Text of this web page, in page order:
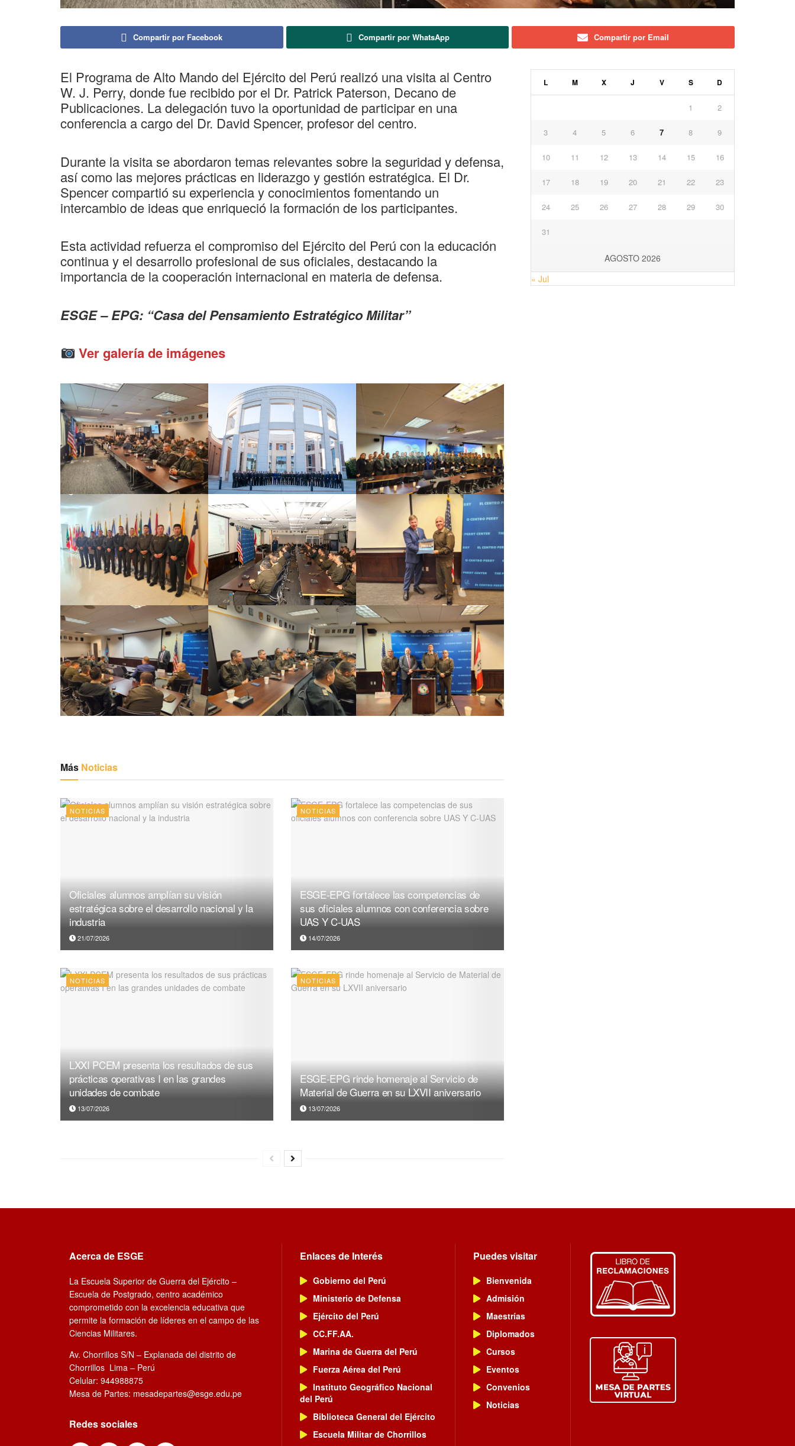
Compartir por Facebook Compartir por WhatsApp Compartir por Email
El Programa de Alto Mando del Ejército del Perú realizó una visita al Centro
W. J. Perry, donde fue recibido por el Dr. Patrick Paterson, Decano de
Publicaciones. La delegación tuvo la oportunidad de participar en una
conferencia a cargo del Dr. David Spencer, profesor del centro.
Durante la visita se abordaron temas relevantes sobre la seguridad y defensa,
así como las mejores prácticas en liderazgo y gestión estratégica. El Dr.
Spencer compartió su experiencia y conocimientos fomentando un
intercambio de ideas que enriqueció la formación de los participantes.
Esta actividad refuerza el compromiso del Ejército del Perú con la educación
continua y el desarrollo profesional de sus oficiales, destacando la
importancia de la cooperación internacional en materia de defensa.
ESGE – EPG: “Casa del Pensamiento Estratégico Militar”
Ver galería de imágenes
Más Noticias
NOTICIAS
Oficiales alumnos amplían su visión
estratégica sobre el desarrollo nacional y la
industria
21/07/2026
NOTICIAS
ESGE-EPG fortalece las competencias de
sus oficiales alumnos con conferencia sobre
UAS Y C-UAS
14/07/2026
NOTICIAS
LXXI PCEM presenta los resultados de sus
prácticas operativas I en las grandes
unidades de combate
13/07/2026
NOTICIAS
ESGE-EPG rinde homenaje al Servicio de
Material de Guerra en su LXVII aniversario
13/07/2026
AGOSTO 2026
L M X J V S D
1 2
3 4 5 6 7 8 9
10 11 12 13 14 15 16
17 18 19 20 21 22 23
24 25 26 27 28 29 30
31
« Jul
Acerca de ESGE
La Escuela Superior de Guerra del Ejército –
Escuela de Postgrado, centro académico
comprometido con la excelencia educativa que
permite la formación de líderes en el campo de las
Ciencias Militares.
Av. Chorrillos S/N – Explanada del distrito de
Chorrillos Lima – Perú
Celular: 944988875
Mesa de Partes: mesadepartes@esge.edu.pe
Redes sociales
Enlaces de Interés
Gobierno del Perú
Ministerio de Defensa
Ejército del Perú
CC.FF.AA.
Marina de Guerra del Perú
Fuerza Aérea del Perú
Instituto Geográfico Nacional
del Perú
Biblioteca General del Ejército
Escuela Militar de Chorrillos
Puedes visitar
Bienvenida
Admisión
Maestrías
Diplomados
Cursos
Eventos
Convenios
Noticias